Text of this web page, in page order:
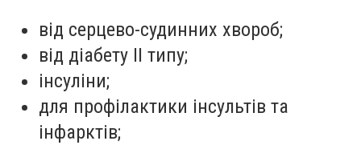
від серцево-судинних хвороб;
від діабету ІІ типу;
інсуліни;
для профілактики інсультів та
інфарктів;